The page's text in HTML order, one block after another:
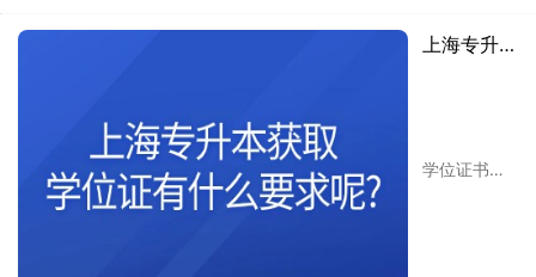
上海专升本获取学位证有什么要求呢?
学位证书这么有用，为什么有的本科毕业生没有呢?那是因为它的获取条件限制了一部分同学。那么对于上海专升本的同学来说，获取学位证有什么要求呢?